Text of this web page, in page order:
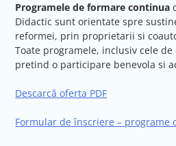
Programele de formare continua
Didactic sunt orientate spre
reformei, prin proprietarii si
Toate programele, inclusiv cele
pretind o participare benevola si
Descarcă oferta PDF
Formular de înscriere – programe